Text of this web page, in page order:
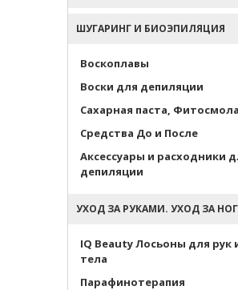
ШУГАРИНГ И БИОЭПИЛЯЦИЯ
Воскоплавы
Воски для депиляции
Сахарная паста, Фитосмола
Средства До и После
Аксессуары и расходники
депиляции
УХОД ЗА РУКАМИ. УХОД ЗА
IQ Beauty Лосьоны для рук
тела
Парафинотерапия